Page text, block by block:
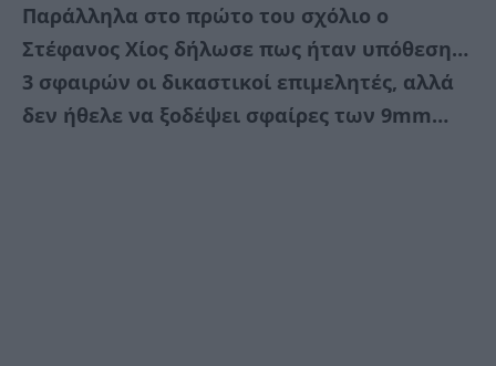
Παράλληλα στο πρώτο του σχόλιο ο
Στέφανος Χίος δήλωσε πως ήταν υπόθεση…
3 σφαιρών οι δικαστικοί επιμελητές, αλλά
δεν ήθελε να ξοδέψει σφαίρες των 9mm…